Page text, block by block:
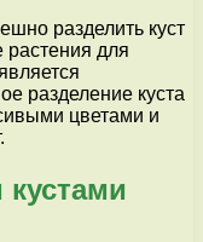
разделить куст
для
разделение куста
цветами и